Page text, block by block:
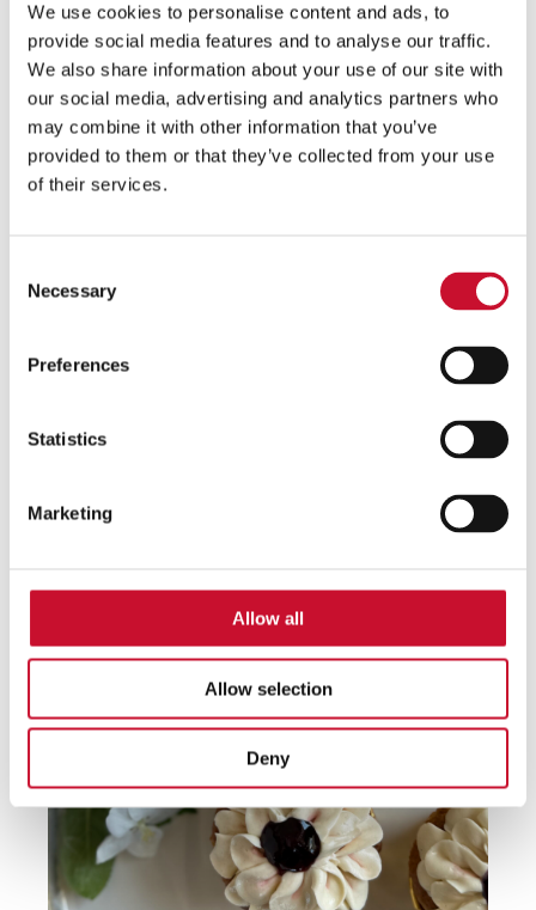
We use cookies to personalise content and ads, to
provide social media features and to analyse our traffic.
We also share information about your use of our site with
our social media, advertising and analytics partners who
may combine it with other information that you’ve
provided to them or that they’ve collected from your use
of their services.
Selection
Necessary
Preferences
Statistics
Marketing
Allow all
Allow selection
Deny
70 g mletih lešnikov
150 g moke
100 g jogurta
1 čajna žlička pecilnega praška
1 kozarecmarmelade Bonne Maman
130 g sladkorja